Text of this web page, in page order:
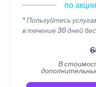
по
* Пользуйтесь
в течение 30 дней
В